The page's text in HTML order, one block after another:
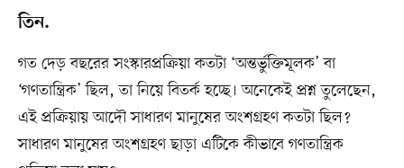
তিন.
গত দেড় বছরের সংস্কারপ্রক্রিয়া কতটা ‘অন্তর্ভুক্তিমূলক’ বা
‘গণতান্ত্রিক’ ছিল, তা নিয়ে বিতর্ক হচ্ছে। অনেকেই প্রশ্ন তুলেছেন,
এই প্রক্রিয়ায় আদৌ সাধারণ মানুষের অংশগ্রহণ কতটা ছিল?
সাধারণ মানুষের অংশগ্রহণ ছাড়া এটিকে কীভাবে গণতান্ত্রিক